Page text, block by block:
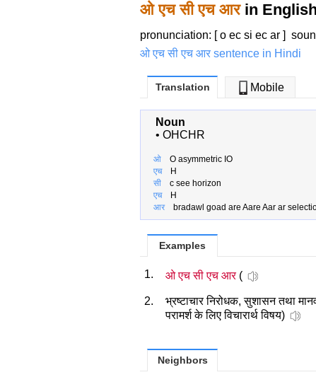
ओ एच सी एच आरin English
pronunciation: [ o ec si ec ar ]
ओ एच सी एच आर sentence in Hindi
Translation Mobile
Noun
• OHCHR
ओ O asymmetric IO
एचH
सी c see horizon
एचH
आरbradawl goad are Aare Aar ar
Examples
1. ओ एच सी एच आर(
2. भ्रष्टाचार निरोधक, सुशासन तथा
परामर्श के लिए विचारार्थ विषय)
Neighbors